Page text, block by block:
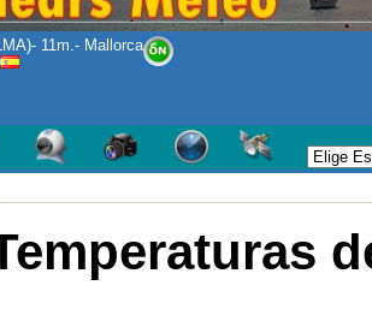
11m.- Mallorca